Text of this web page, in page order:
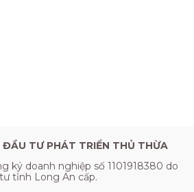
ĐẦU TƯ PHÁT TRIỂN THỦ THỪA
ký doanh nghiệp số 1101918380 do
tỉnh Long An cấp.